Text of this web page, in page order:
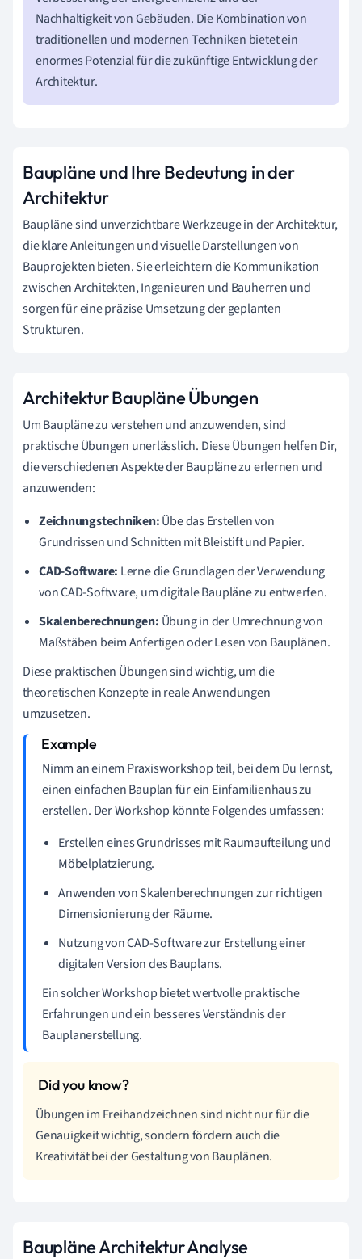
Nachhaltigkeit von Gebäuden. Die Kombination von
traditionellen und modernen Techniken bietet ein
enormes Potenzial für die zukünftige Entwicklung der
Architektur.
Baupläne und Ihre Bedeutung in der
Architektur
Baupläne sind unverzichtbare Werkzeuge in der Architektur,
die klare Anleitungen und visuelle Darstellungen von
Bauprojekten bieten. Sie erleichtern die Kommunikation
zwischen Architekten, Ingenieuren und Bauherren und
sorgen für eine präzise Umsetzung der geplanten
Strukturen.
Architektur Baupläne Übungen
Um Baupläne zu verstehen und anzuwenden, sind
praktische Übungen unerlässlich. Diese Übungen helfen Dir,
die verschiedenen Aspekte der Baupläne zu erlernen und
anzuwenden:
Zeichnungstechniken:Übe das Erstellen von
Grundrissen und Schnitten mit Bleistift und Papier.
CAD-Software: Lerne die Grundlagen der Verwendung
von CAD-Software, um digitale Baupläne zu entwerfen.
Skalenberechnungen: Übung in der Umrechnung von
Maßstäben beim Anfertigen oder Lesen von Bauplänen.
Diese praktischen Übungen sind wichtig, um die
theoretischen Konzepte in reale Anwendungen
umzusetzen.
Nimm an einem Praxisworkshop teil, bei dem Du lernst,
einen einfachen Bauplan für ein Einfamilienhaus zu
erstellen. Der Workshop könnte Folgendes umfassen:
Erstellen eines Grundrisses mit Raumaufteilung und
Möbelplatzierung.
Anwenden von Skalenberechnungen zur richtigen
Dimensionierung der Räume.
Nutzung von CAD-Software zur Erstellung einer
digitalen Version des Bauplans.
Ein solcher Workshop bietet wertvolle praktische
Erfahrungen und ein besseres Verständnis der
Bauplanerstellung.
Übungen im Freihandzeichnen sind nicht nur für die
Genauigkeit wichtig, sondern fördern auch die
Kreativität bei der Gestaltung von Bauplänen.
Baupläne Architektur Analyse